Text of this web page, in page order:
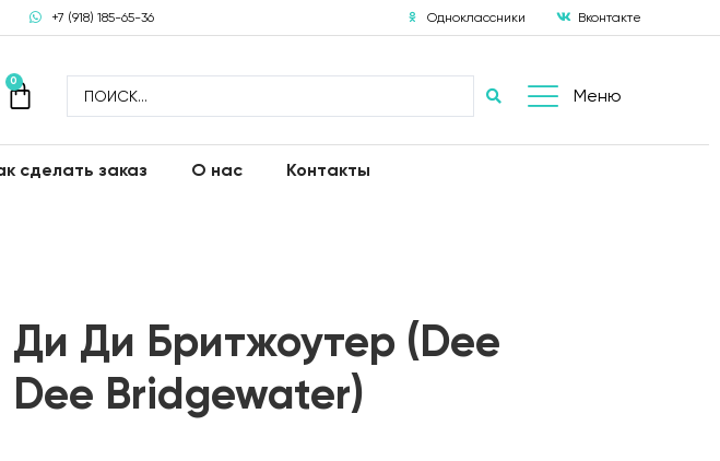
+7 (918) 185-65-36 Одноклассники Вконтакте
0
Меню
сделать заказ О нас Контакты
Ди Ди Бритжоутер (Dee
Dee Bridgewater)